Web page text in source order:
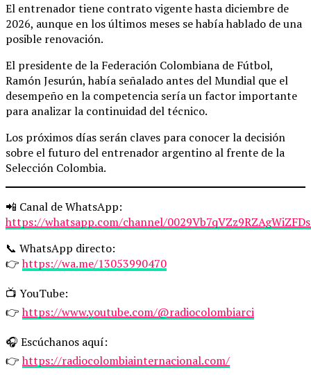
El entrenador tiene contrato vigente hasta diciembre de
2026, aunque en los últimos meses se había hablado de una
posible renovación.
El presidente de la Federación Colombiana de Fútbol,
Ramón Jesurún, había señalado antes del Mundial que el
desempeño en la competencia sería un factor importante
para analizar la continuidad del técnico.
Los próximos días serán claves para conocer la decisión
sobre el futuro del entrenador argentino al frente de la
Selección Colombia.
📲 Canal de WhatsApp:
https://whatsapp.com/channel/
📞 WhatsApp directo:
👉https://wa.me/13053990470
📺 YouTube:
👉https://www.youtube.com/@radiocolombiarci
🎧 Escúchanos aquí:
👉https://radiocolombiainternacional.com/